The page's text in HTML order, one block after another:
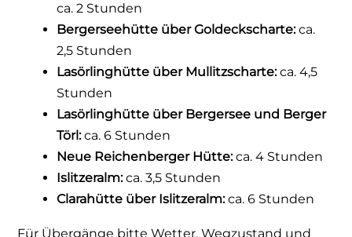
ca. 2 Stunden
Bergerseehütte über Goldeckscharte:ca.
2,5 Stunden
Lasörlinghütte über Mullitzscharte:ca. 4,5
Stunden
Lasörlinghütte über Bergersee und Berger
Törl:ca. 6 Stunden
Neue Reichenberger Hütte:ca. 4 Stunden
Islitzeralm:ca. 3,5 Stunden
Clarahütte über Islitzeralm:ca. 6 Stunden
Für Übergänge bitte Wetter, Wegzustand und